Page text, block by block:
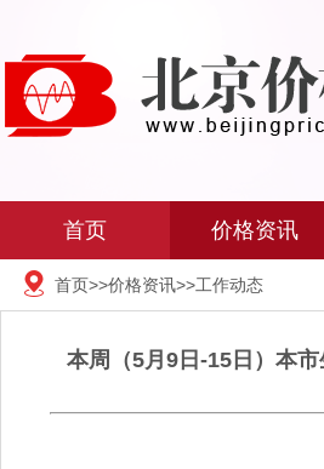
首页 价格资讯
首页>>价格资讯>>工作动态
本周（5月9日-15日）本